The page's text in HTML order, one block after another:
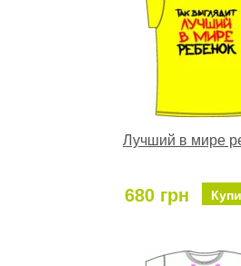
Лучший в мире
680 грн